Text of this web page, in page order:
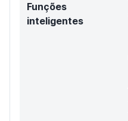
Funções
inteligentes